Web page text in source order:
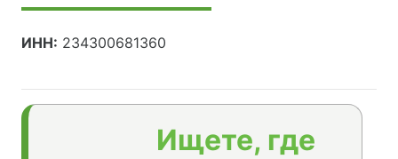
ИНН: 234300681360
Ищете, где